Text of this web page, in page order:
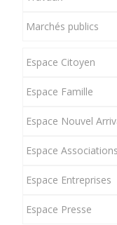
Marchés publics
Espace Citoyen
Espace Famille
Espace Nouvel
Espace Associations
Espace Entreprises
Espace Presse